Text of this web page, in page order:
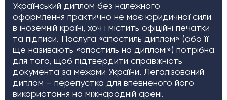
Український диплом без належного
оформлення практично не має юридичної сили
в іноземній країні, хоч і містить офіційні печатки
та підписи. Послуга «апостиль диплом» (або її
ще називають «апостиль на дипломі») потрібна
для того, щоб підтвердити справжність
документа за межами України. Легалізований
диплом – перепустка для впевненого його
використання на міжнародній арені.